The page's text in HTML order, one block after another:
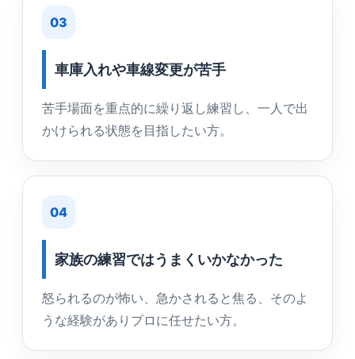
03
車庫入れや車線変更が苦手
苦手場面を重点的に繰り返し練習し、一人で出
かけられる状態を目指したい方。
04
家族の練習ではうまくいかなかった
怒られるのが怖い、急かされると焦る、そのよ
うな経験がありプロに任せたい方。